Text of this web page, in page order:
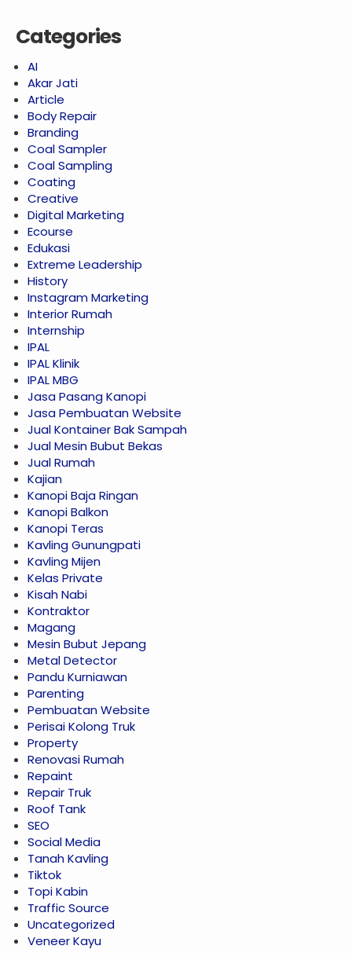
Categories
AI
Akar Jati
Article
Body Repair
Branding
Coal Sampler
Coal Sampling
Coating
Creative
Digital Marketing
Ecourse
Edukasi
Extreme Leadership
History
Instagram Marketing
Interior Rumah
Internship
IPAL
IPAL Klinik
IPAL MBG
Jasa Pasang Kanopi
Jasa Pembuatan Website
Jual Kontainer Bak Sampah
Jual Mesin Bubut Bekas
Jual Rumah
Kajian
Kanopi Baja Ringan
Kanopi Balkon
Kanopi Teras
Kavling Gunungpati
Kavling Mijen
Kelas Private
Kisah Nabi
Kontraktor
Magang
Mesin Bubut Jepang
Metal Detector
Pandu Kurniawan
Parenting
Pembuatan Website
Perisai Kolong Truk
Property
Renovasi Rumah
Repaint
Repair Truk
Roof Tank
SEO
Social Media
Tanah Kavling
Tiktok
Topi Kabin
Traffic Source
Uncategorized
Veneer Kayu